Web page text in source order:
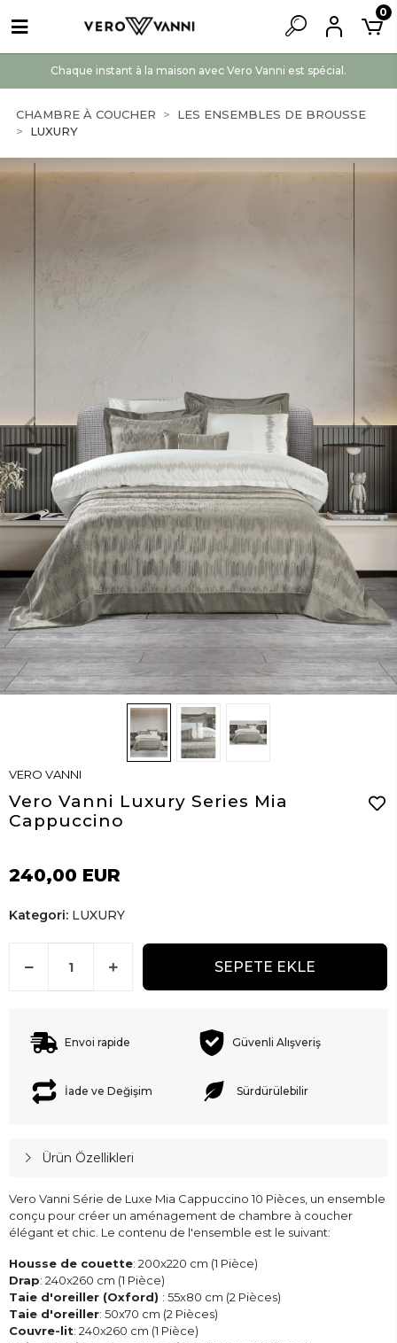
Chaque instant à la maison avec Vero Vanni est spécial.
0
CHAMBRE À COUCHER
LES ENSEMBLES DE BROUSSE
LUXURY
VERO VANNI
Vero Vanni Luxury Series Mia
Cappuccino
240,00 EUR
Kategori: LUXURY
SEPETE EKLE
Envoi rapide Güvenli Alışveriş
İade ve Değişim Sürdürülebilir
Ürün Özellikleri
Vero Vanni Série de Luxe Mia Cappuccino 10 Pièces, un ensemble
conçu pour créer un aménagement de chambre à coucher
élégant et chic. Le contenu de l'ensemble est le suivant:
Housse de couette: 200x220 cm (1 Pièce)
Drap: 240x260 cm (1 Pièce)
Taie d'oreiller (Oxford) : 55x80 cm (2 Pièces)
Taie d'oreiller: 50x70 cm (2 Pièces)
Couvre-lit: 240x260 cm (1 Pièce)